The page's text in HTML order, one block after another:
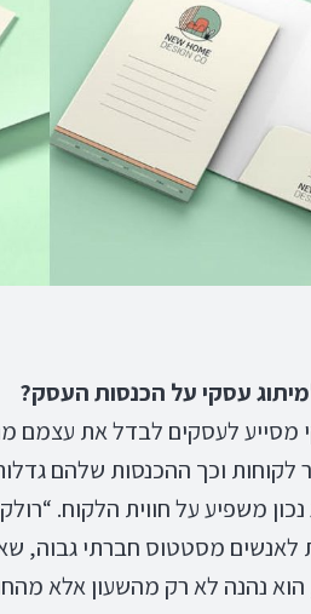
עסקי על הכנסות העסק?
מסייע לעסקים לבדל את
לקוחות וכך ההכנסות שלהם
נכון משפיע על חווית הלקוח.
לאנשים מסטטוס חברתי גבוה,
הוא נהנה לא רק מהשעון אלא